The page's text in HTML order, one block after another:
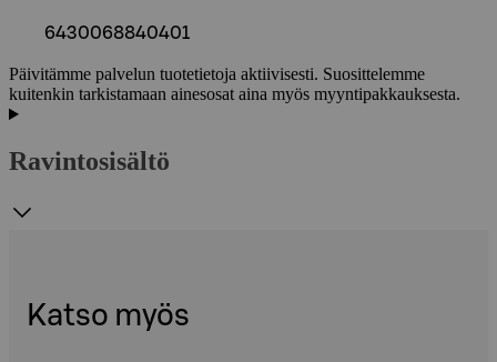
6430068840401
Päivitämme palvelun tuotetietoja aktiivisesti. Suosittelemme
kuitenkin tarkistamaan ainesosat aina myös myyntipakkauksesta.
Ravintosisältö
Katso myös